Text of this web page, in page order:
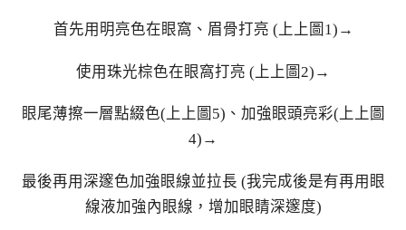
首先用明亮色在眼窩、眉骨打亮 (上上圖1)→
使用珠光棕色在眼窩打亮 (上上圖2)→
眼尾薄擦一層點綴色(上上圖5)、加強眼頭亮彩(上上圖
4)→
最後再用深邃色加強眼線並拉長 (我完成後是有再用眼
線液加強內眼線，增加眼睛深邃度)